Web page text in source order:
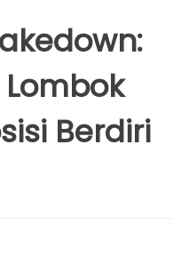
Lombok
Berdiri